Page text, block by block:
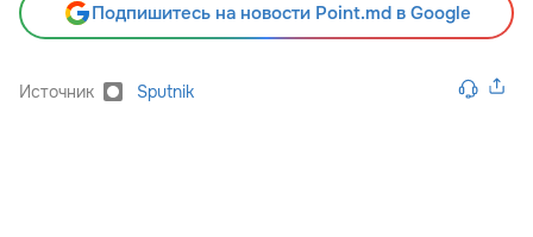
Подпишитесь на новости Point.md в Google
Источник Sputnik